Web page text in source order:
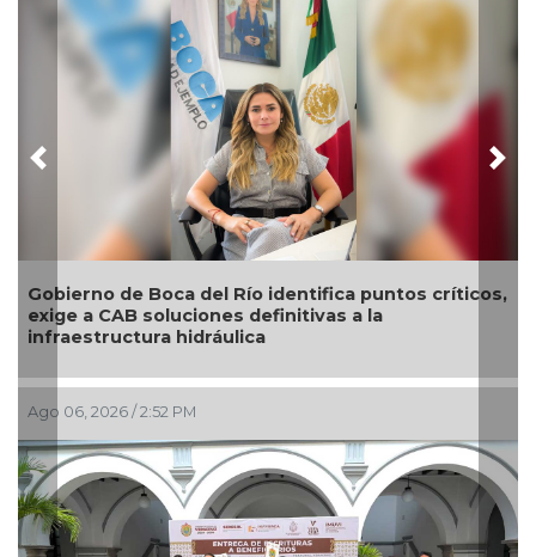
El diálogo directo define las prioridades de obras y
servicios en Xalapa a través del Día del Pueblo
Ago 06, 2026 / 2:00 PM
Previous